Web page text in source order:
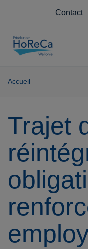
Contact
Accueil
Trajet